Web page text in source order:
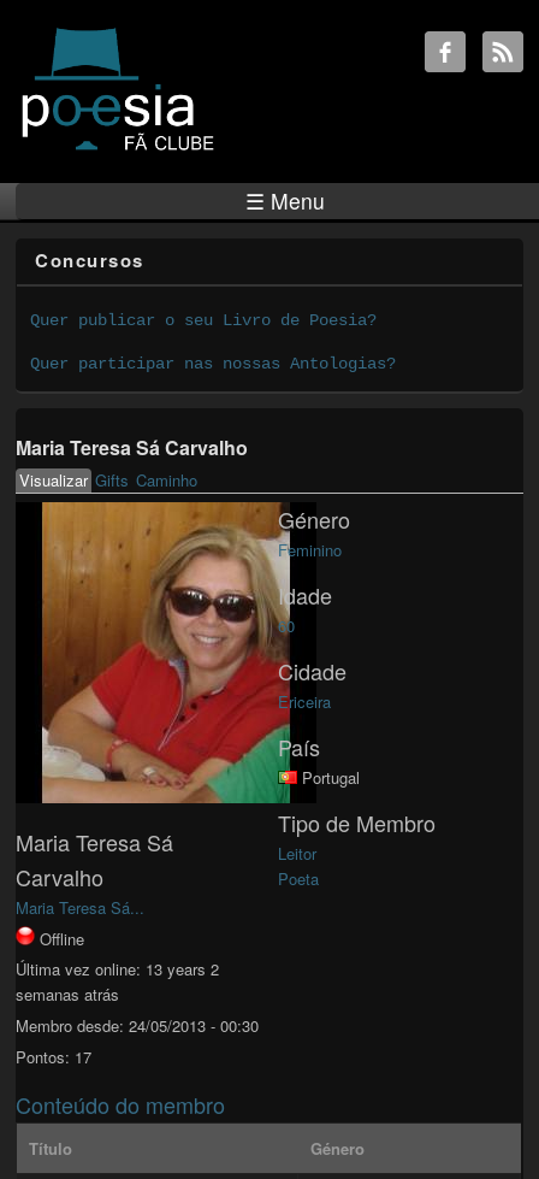
☰ Menu
Concursos
Quer publicar o seu Livro de Poesia?
Quer participar nas nossas Antologias?
Maria Teresa Sá Carvalho
Primary tabs
Visualizar(active tab)
Gifts Caminho
Maria Teresa Sá
Carvalho
Maria Teresa Sá...
Offline
Última vez online: 13 years 2
semanas atrás
Membro desde: 24/05/2013 - 00:30
Pontos: 17
Género
Feminino
Idade
60
Cidade
Ericeira
País
Portugal
Tipo de Membro
Leitor
Poeta
Conteúdo do membro
Título
Género